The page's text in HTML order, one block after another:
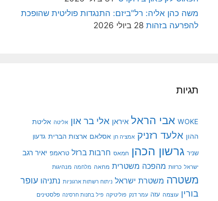
משה כהן אליה: רל"ביזם: התנגדות פוליטית שהופכת
להפרעה בזהות 28 ביולי 2026
תגיות
WOKE אבי הראל איראן אלי בר און אליטה אליטת
ההון אלעד רזניק אמציה חן אסלאם ארצות הברית גדעון
שניר גרשון הכהן חמאס חרבות ברזל טראמפ יאיר רגב
ישראל כרזות מהפכה משטרית מחאה מלחמה מנהיגות
משטרה משטרת ישראל ניתוח רשתות ארגוניות נתניהו עופר
בורין עוצמה עזה עמר דנק פוליטיקה פיל בחנות חרסינה פלסטינים